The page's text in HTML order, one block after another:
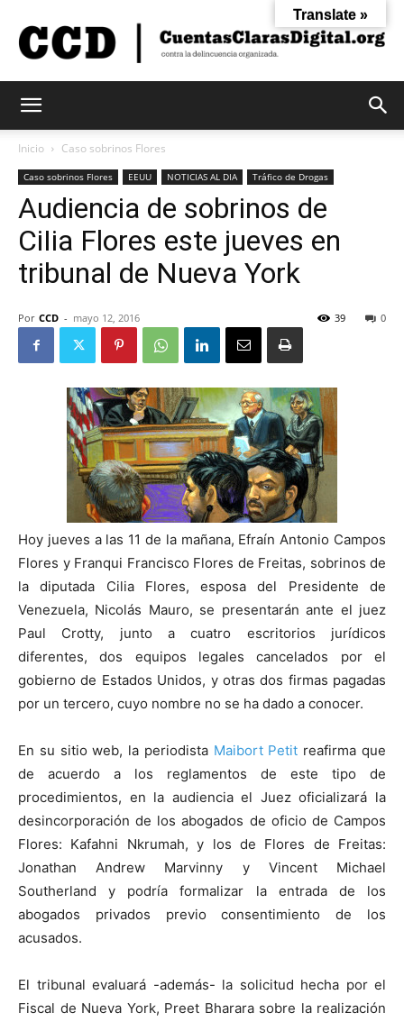
Claras
Digital
Inicio Caso sobrinos Flores
Caso sobrinos Flores EEUU NOTICIAS AL DIA Tráfico de Drogas
Audiencia de sobrinos de
CiIia Flores este jueves en
tribunal de Nueva York
Por CCD - mayo 12, 2016 0
39
Hoy jueves a las 11 de la mañana, Efraín Antonio Campos
Flores y Franqui Francisco Flores de Freitas, sobrinos de
la diputada Cilia Flores, esposa del Presidente de
Venezuela, Nicolás Mauro, se presentarán ante el juez
Paul Crotty, junto a cuatro escritorios jurídicos
diferentes, dos equipos legales cancelados por el
gobierno de Estados Unidos, y otras dos firmas pagadas
por un tercero, cuyo nombre no se ha dado a conocer.
En su sitio web, la periodista Maibort Petit reafirma que
de acuerdo a los reglamentos de este tipo de
procedimientos, en la audiencia el Juez oficializará la
desincorporación de los abogados de oficio de Campos
Flores: Kafahni Nkrumah, y los de Flores de Freitas:
Jonathan Andrew Marvinny y Vincent Michael
Southerland y podría formalizar la entrada de los
abogados privados previo consentimiento de los
acusados.
El tribunal evaluará -además- la solicitud hecha por el
Fiscal de Nueva York, Preet Bharara sobre la realización
Translate »